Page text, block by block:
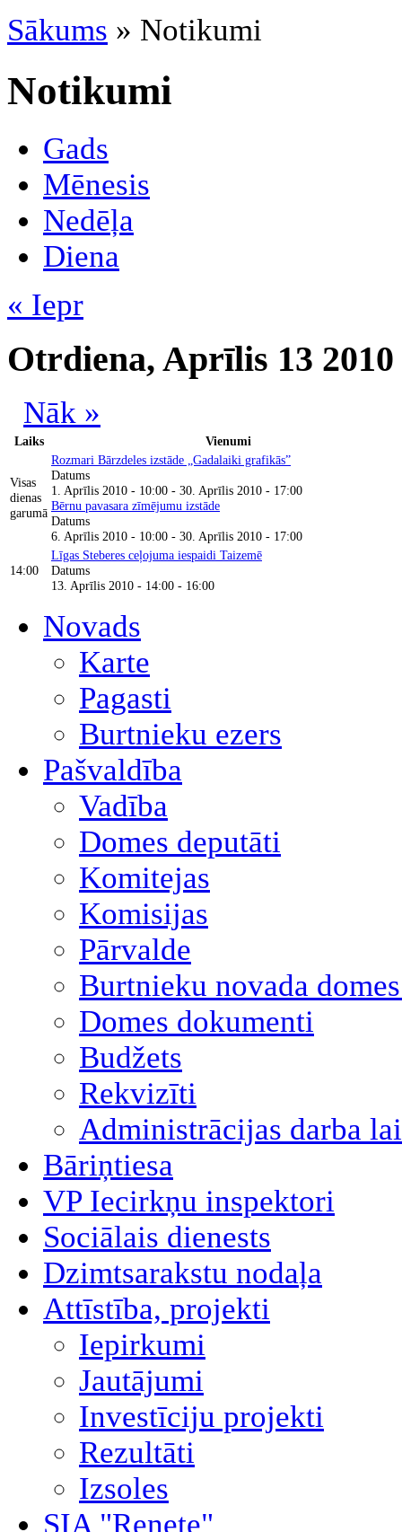
Sākums » Notikumi
Notikumi
Gads
Mēnesis
Nedēļa
Diena
« Iepr
Otrdiena, Aprīlis 13 2010
Nāk »
Laiks Vienumi
Visas
dienas
garumā
Rozmari Bārzdeles izstāde „Gadalaiki grafikās”
Datums
1. Aprīlis 2010 - 10:00 - 30. Aprīlis 2010 - 17:00
Bērnu pavasara zīmējumu izstāde
Datums
6. Aprīlis 2010 - 10:00 - 30. Aprīlis 2010 - 17:00
14:00
Līgas Steberes ceļojuma iespaidi Taizemē
Datums
13. Aprīlis 2010 - 14:00 - 16:00
Novads
Karte
Pagasti
Burtnieku ezers
Pašvaldība
Vadība
Domes deputāti
Komitejas
Komisijas
Pārvalde
Burtnieku novada
Domes dokumenti
Budžets
Rekvizīti
Administrācijas darba
Bāriņtiesa
VP Iecirkņu inspektori
Sociālais dienests
Dzimtsarakstu nodaļa
Attīstība, projekti
Iepirkumi
Jautājumi
Investīciju projekti
Rezultāti
Izsoles
SIA "Renete"